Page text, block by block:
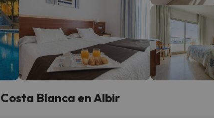
Blanca en Albir